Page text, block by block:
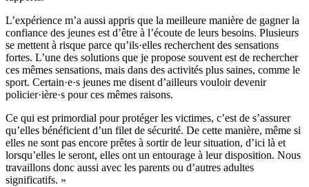
L’expérience m’a aussi appris que la meilleure manière de gagner la
confiance des jeunes est d’être à l’écoute de leurs besoins. Plusieurs
se mettent à risque parce qu’ils·elles recherchent des sensations
fortes. L’une des solutions que je propose souvent est de rechercher
ces mêmes sensations, mais dans des activités plus saines, comme le
sport. Certain·e·s jeunes me disent d’ailleurs vouloir devenir
policier·ière·s pour ces mêmes raisons.
Ce qui est primordial pour protéger les victimes, c’est de s’assurer
qu’elles bénéficient d’un filet de sécurité. De cette manière, même si
elles ne sont pas encore prêtes à sortir de leur situation, d’ici là et
lorsqu’elles le seront, elles ont un entourage à leur disposition. Nous
travaillons donc aussi avec les parents ou d’autres adultes
significatifs. »